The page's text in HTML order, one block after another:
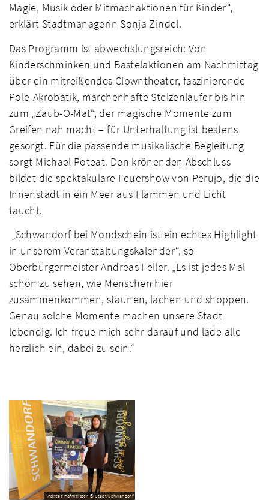
Magie, Musik oder Mitmachaktionen für Kinder“,
erklärt Stadtmanagerin Sonja Zindel.
Das Programm ist abwechslungsreich: Von
Kinderschminken und Bastelaktionen am Nachmittag
über ein mitreißendes Clowntheater, faszinierende
Pole-Akrobatik, märchenhafte Stelzenläufer bis hin
zum „Zaub-O-Mat“, der magische Momente zum
Greifen nah macht – für Unterhaltung ist bestens
gesorgt. Für die passende musikalische Begleitung
sorgt Michael Poteat. Den krönenden Abschluss
bildet die spektakuläre Feuershow von Perujo, die die
Innenstadt in ein Meer aus Flammen und Licht
taucht.
„Schwandorf bei Mondschein ist ein echtes Highlight
in unserem Veranstaltungskalender“, so
Oberbürgermeister Andreas Feller. „Es ist jedes Mal
schön zu sehen, wie Menschen hier
zusammenkommen, staunen, lachen und shoppen.
Genau solche Momente machen unsere Stadt
lebendig. Ich freue mich sehr darauf und lade alle
herzlich ein, dabei zu sein.“
Andreas Hofmeister © Stadt Schwandorf